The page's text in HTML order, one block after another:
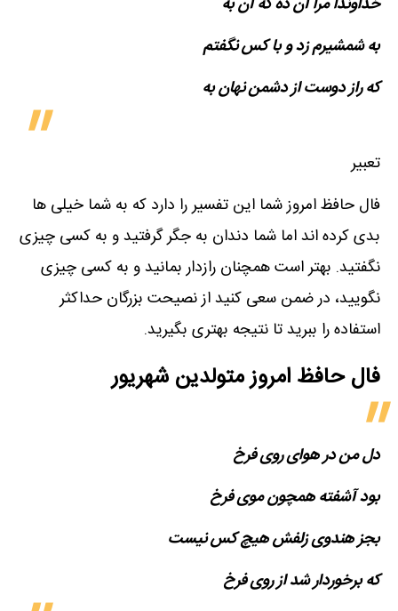
خداوندا مرا آن ده که آن به
به شمشیرم زد و با کس نگفتم
که راز دوست از دشمن نهان به
تعبیر
فال حافظ امروز شما این تفسیر را دارد که به شما خیلی ها
بدی کرده اند اما شما دندان به جگر گرفتید و به کسی چیزی
نگفتید. بهتر است همچنان رازدار بمانید و به کسی چیزی
نگویید، در ضمن سعی کنید از نصیحت بزرگان حداکثر
استفاده را ببرید تا نتیجه بهتری بگیرید.
فال حافظ امروز متولدین‌ شهریور
دل من در هوای روی فرخ
بود آشفته همچون موی فرخ
بجز هندوی زلفش هیچ کس نیست
که برخوردار شد از روی فرخ